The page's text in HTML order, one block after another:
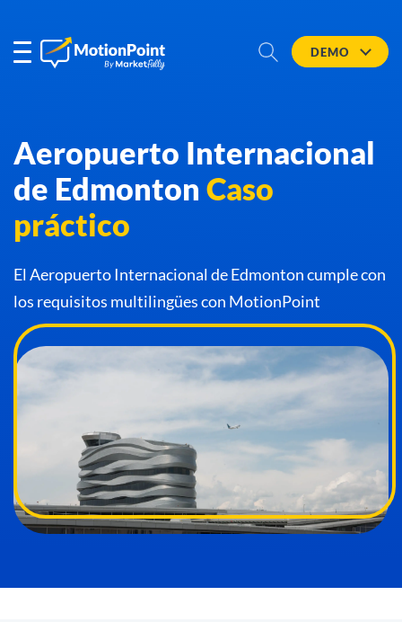
DEMO
Aeropuerto Internacional
de Edmonton Caso
práctico
El Aeropuerto Internacional de Edmonton cumple con
los requisitos multilingües con MotionPoint